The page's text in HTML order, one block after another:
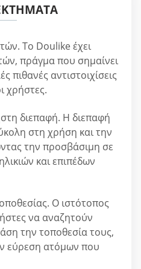
Το Doulike έχει
πράγμα που σημαίνει
πιθανές αντιστοιχίσεις
χρήστες.
διεπαφή. Η διεπαφή
στη χρήση και την
την προσβάσιμη σε
και επιπέδων
Ο ιστότοπος
να αναζητούν
την τοποθεσία τους,
εύρεση ατόμων που